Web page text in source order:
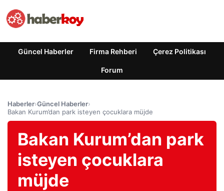
Güncel Haberler Firma Rehberi Çerez Politikası
Forum
Haberler›Güncel Haberler›
Bakan Kurum’dan park isteyen çocuklara müjde
Bakan Kurum’dan park
isteyen çocuklara
müjde